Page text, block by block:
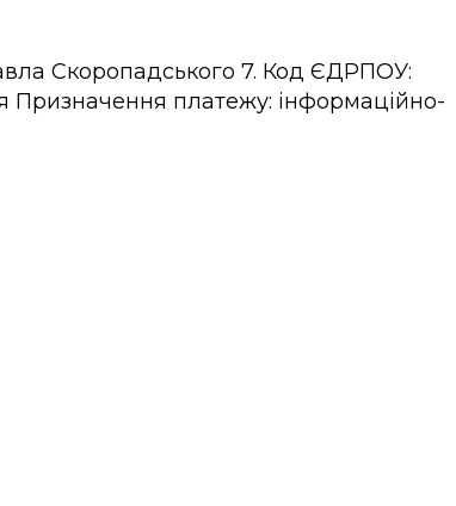
Скоропадського 7. Код ЄДРПОУ:
Призначення платежу: інформаційно-